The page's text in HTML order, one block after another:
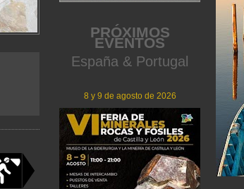
PRÓXIMOS
EVENTOS
España & Portugal
8 y 9 de agosto de 2026